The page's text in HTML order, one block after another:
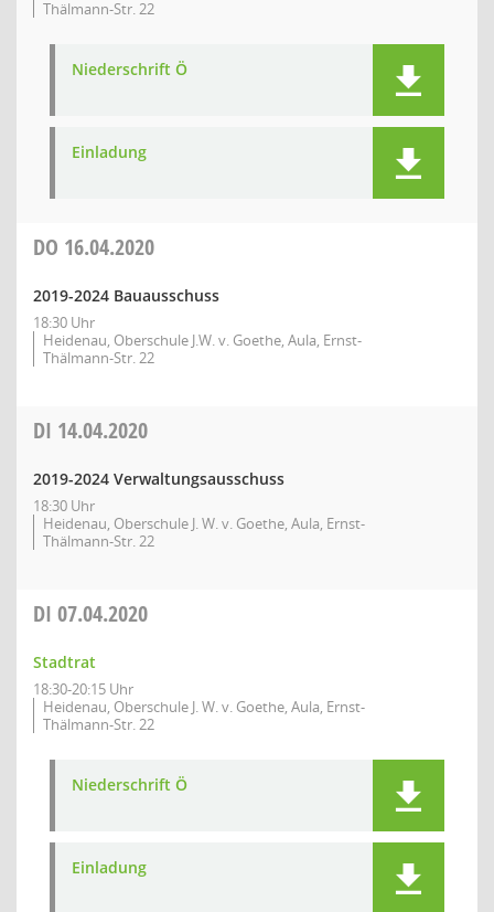
Thälmann-Str. 22
Niederschrift Ö
Einladung
DO 16.04.2020
2019-2024 Bauausschuss
18:30 Uhr
Heidenau, Oberschule J.W. v. Goethe, Aula, Ernst-
Thälmann-Str. 22
DI 14.04.2020
2019-2024 Verwaltungsausschuss
18:30 Uhr
Heidenau, Oberschule J. W. v. Goethe, Aula, Ernst-
Thälmann-Str. 22
DI 07.04.2020
Stadtrat
18:30-20:15 Uhr
Heidenau, Oberschule J. W. v. Goethe, Aula, Ernst-
Thälmann-Str. 22
Niederschrift Ö
Einladung